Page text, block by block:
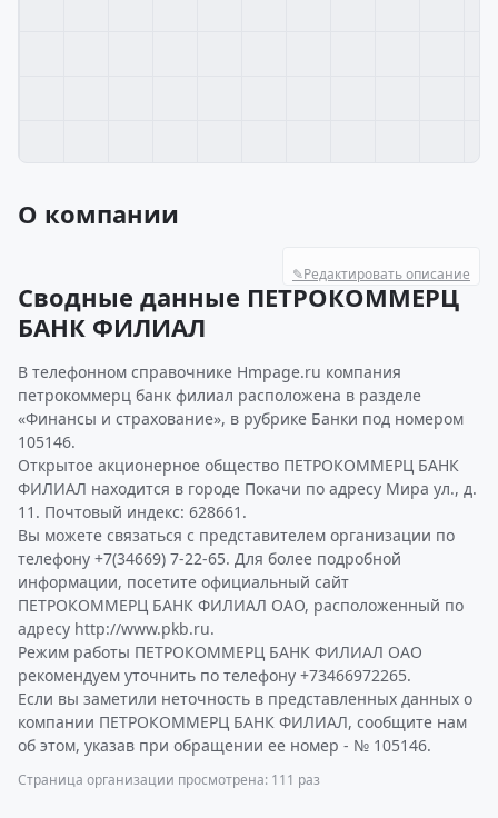
О компании
✎Редактировать описание
Сводные данные ПЕТРОКОММЕРЦ
БАНК ФИЛИАЛ
В телефонном справочнике Hmpage.ru компания
петрокоммерц банк филиал расположена в разделе
«Финансы и страхование», в рубрике Банки под номером
105146.
Открытое акционерное общество ПЕТРОКОММЕРЦ БАНК
ФИЛИАЛ находится в городе Покачи по адресу Мира ул., д.
11. Почтовый индекс: 628661.
Вы можете связаться с представителем организации по
телефону +7(34669) 7-22-65. Для более подробной
информации, посетите официальный сайт
ПЕТРОКОММЕРЦ БАНК ФИЛИАЛ ОАО, расположенный по
адресу http://www.pkb.ru.
Режим работы ПЕТРОКОММЕРЦ БАНК ФИЛИАЛ ОАО
рекомендуем уточнить по телефону +73466972265.
Если вы заметили неточность в представленных данных о
компании ПЕТРОКОММЕРЦ БАНК ФИЛИАЛ, сообщите нам
об этом, указав при обращении ее номер - № 105146.
Страница организации просмотрена: 111 раз